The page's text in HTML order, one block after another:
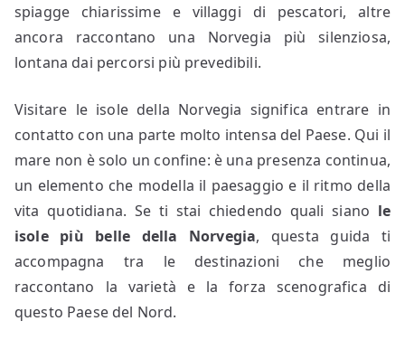
spiagge chiarissime e villaggi di pescatori, altre
ancora raccontano una Norvegia più silenziosa,
lontana dai percorsi più prevedibili.
Visitare le isole della Norvegia significa entrare in
contatto con una parte molto intensa del Paese. Qui il
mare non è solo un confine: è una presenza continua,
un elemento che modella il paesaggio e il ritmo della
vita quotidiana. Se ti stai chiedendo quali siano le
isole più belle della Norvegia, questa guida ti
accompagna tra le destinazioni che meglio
raccontano la varietà e la forza scenografica di
questo Paese del Nord.